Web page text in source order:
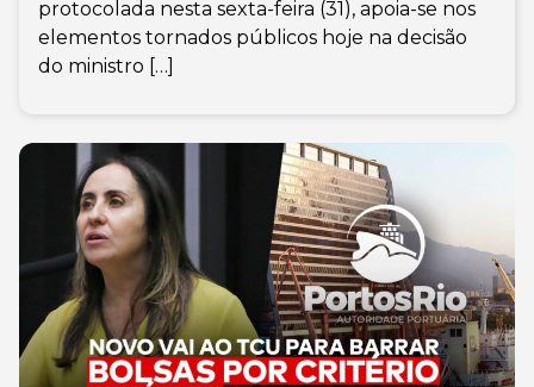
protocolada nesta sexta-feira (31), apoia-se nos
elementos tornados públicos hoje na decisão
do ministro […]